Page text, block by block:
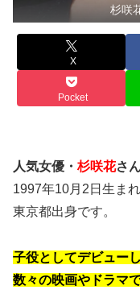
杉咲
X
Pocket
人気女優・ 杉咲花さ
1997年10月2日生ま
東京都出身です。
子役としてデビュー
数々の映画やドラマ